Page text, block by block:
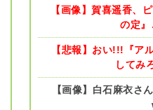
【画像】賀喜遥香、
の定
【悲報】おい!!!『ア
してみ
【画像】白石麻衣さ